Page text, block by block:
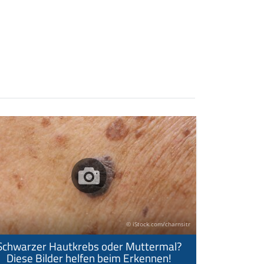
© iStock.com/charnsitr
Hautkrebs oder Muttermal?
Diese Bilder helfen beim Erkennen!